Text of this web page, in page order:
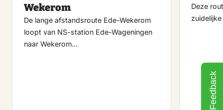
Wekerom
De lange afstandsroute Ede-Wekerom
loopt van NS-station Ede-Wageningen
naar Wekerom…
Deze
Feedback